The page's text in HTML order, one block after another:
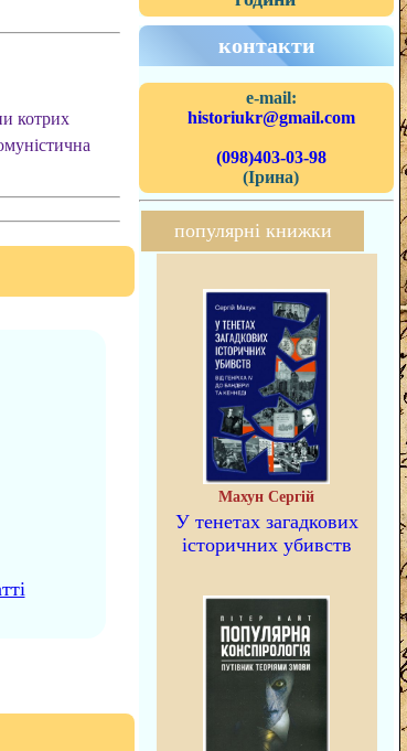
котрих
контакти
e-mail:
historiukr@gmail.com
(098)403-03-98
(Ірина)
популярні книжки
Махун Сергій
У тенетах загадкових
історичних убивств